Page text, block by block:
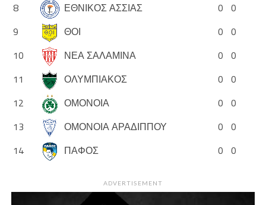
8
ΕΘΝΙΚΟΣ ΑΣΣΙΑΣ 0 0
9
ΘΟΙ 0 0
10
ΝΕΑ ΣΑΛΑΜΙΝΑ 0 0
11
ΟΛΥΜΠΙΑΚΟΣ 0 0
12
ΟΜΟΝΟΙΑ 0 0
13
ΟΜΟΝΟΙΑ ΑΡΑΔΙΠΠΟΥ 0 0
14
ΠΑΦΟΣ 0 0
ADVERTISEMENT